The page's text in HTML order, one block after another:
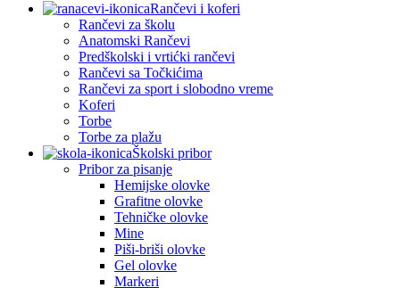
Rančevi i koferi
Rančevi za školu
Anatomski Rančevi
Predškolski i vrtićki rančevi
Rančevi sa Točkićima
Rančevi za sport i slobodno vreme
Koferi
Torbe
Torbe za plažu
Školski pribor
Pribor za pisanje
Hemijske olovke
Grafitne olovke
Tehničke olovke
Mine
Piši-briši olovke
Gel olovke
Markeri